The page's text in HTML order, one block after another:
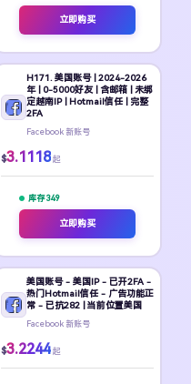
立即购买
H171. 美国账号 | 2024-2026
年 | 0-5000好友 | 含邮箱 | 未绑
定越南IP | Hotmail信任 | 完整
2FA
Facebook 新账号
$3.1118 起
库存 349
立即购买
美国账号 - 美国IP - 已开2FA -
热门Hotmail信任 - 广告功能正
常 - 已抗282 | 当前位置美国
Facebook 新账号
$3.2244 起